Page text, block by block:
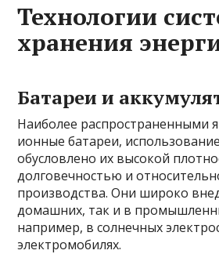
Технологии
хранения
Батареи и
Наиболее распространенными
ионные батареи,
обусловлено их высокой
долговечностью и
производства. Они широко
домашних, так и в
например, в солнечных
электромобилях.